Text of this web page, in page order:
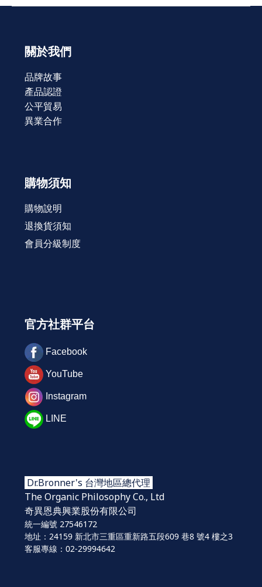
關於我們
品牌故事
產品認證
公平貿易
異業合作
購物須知
購物說明
退換貨須知
會員分級制度
官方社群平台
Facebook
YouTube
Instagram
LINE
Dr.Bronner's 台灣地區總代理
The Organic Philosophy Co., Ltd
奇異恩典興業股份有限公司
統一編號 27546172
地址：24159 新北市三重區重新路五段609 巷8 號4 樓之3
客服專線：02-29994642